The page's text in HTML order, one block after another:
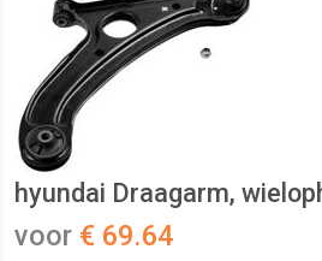
hyundai Draagarm,
voor € 69.64